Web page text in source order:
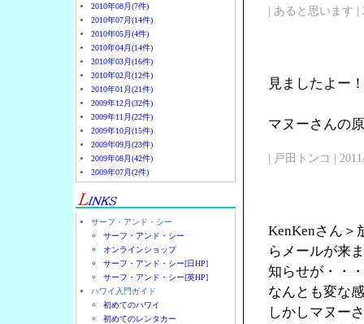
2010年08月(7件)
2010年07月(14件)
2010年05月(4件)
2010年04月(14件)
2010年03月(16件)
2010年02月(12件)
2010年01月(21件)
2009年12月(32件)
2009年11月(22件)
2009年10月(15件)
2009年09月(23件)
2009年08月(42件)
2009年07月(2件)
サーフ・アンド・シー
サーフ・アンド・シー
オンラインショップ
サーフ・アンド・シー[日HP]
サーフ・アンド・シー[英HP]
ハワイ入門ガイド
初めてのハワイ
初めてのレンタカー
| あると思います |
見ましたよー！
マヌーさんの
| 戸田トンコ |
KenKenさん＞
らメールが来
知らせが・・・
なんとも変な
しかしマヌー